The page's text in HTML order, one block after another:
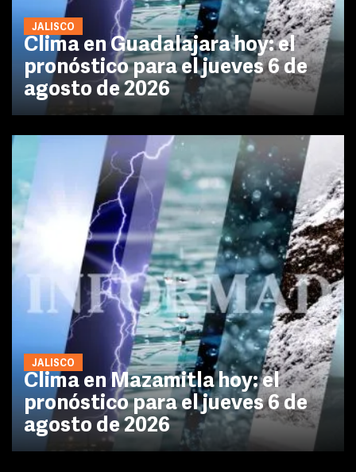
JALISCO
Clima en Guadalajara hoy: el
pronóstico para el jueves 6 de
agosto de 2026
JALISCO
Clima en Mazamitla hoy: el
pronóstico para el jueves 6 de
agosto de 2026